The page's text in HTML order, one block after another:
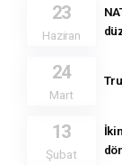
23
Haziran
24
Mart
13
Şubat